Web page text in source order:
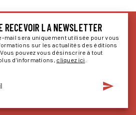
RECEVOIR LA NEWSLETTER
mail sera uniquement utilisée pour vous
sur les actualités des éditions
pouvez vous désinscrire à tout
d’informations, cliquez ici
send